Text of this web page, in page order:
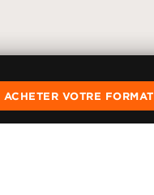
ACHETER VOTRE FORMAT
cookies
d'utilisation